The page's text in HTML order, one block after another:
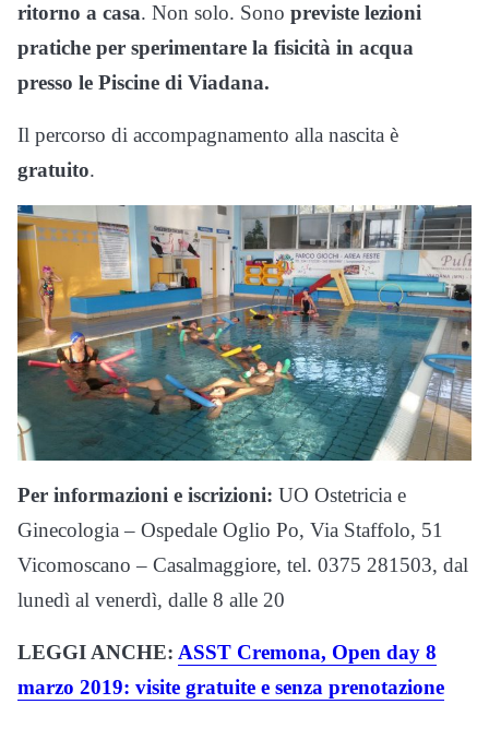
ritorno a casa. Non solo. Sono previste lezioni
pratiche per sperimentare la fisicità in acqua
presso le Piscine di Viadana.
Il percorso di accompagnamento alla nascita è
gratuito.
Per informazioni e iscrizioni: UO Ostetricia e
Ginecologia – Ospedale Oglio Po, Via Staffolo, 51
Vicomoscano – Casalmaggiore, tel. 0375 281503, dal
lunedì al venerdì, dalle 8 alle 20
LEGGI ANCHE: ASST Cremona, Open day 8
marzo 2019: visite gratuite e senza prenotazione